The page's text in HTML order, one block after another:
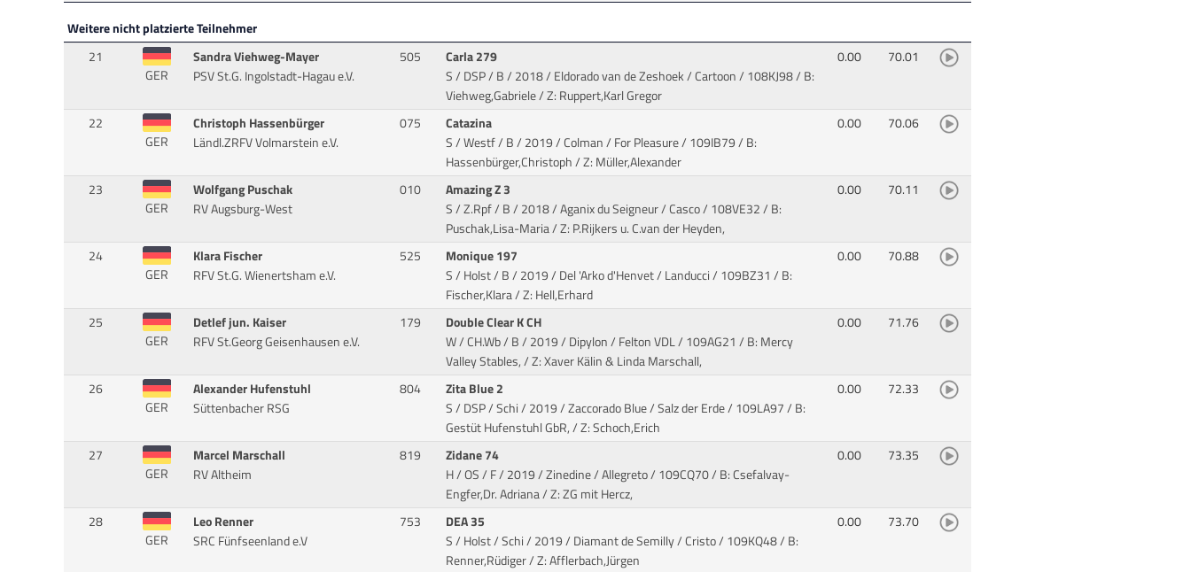
Weitere nicht platzierte Teilnehmer
21
GER
Sandra Viehweg-Mayer
PSV St.G. Ingolstadt-Hagau e.V.
505
Carla 279
S / DSP / B / 2018 / Eldorado van de Zeshoek / Cartoon/ 108KJ98 / B:
Viehweg,Gabriele / Z: Ruppert,Karl Gregor
0.00 70.01
22
GER
Christoph Hassenbürger
Ländl.ZRFV Volmarstein e.V.
075
Catazina
S / Westf / B / 2019 / Colman / For Pleasure/ 109IB79 / B:
Hassenbürger,Christoph / Z: Müller,Alexander
0.00 70.06
23
GER
Wolfgang Puschak
RV Augsburg-West
010
Amazing Z 3
S / Z.Rpf / B / 2018 / Aganix du Seigneur / Casco/ 108VE32 / B:
Puschak,Lisa-Maria / Z: P.Rijkers u. C.van der Heyden,
0.00 70.11
24
GER
Klara Fischer
RFV St.G. Wienertsham e.V.
525
Monique 197
S / Holst / B / 2019 / Del 'Arko d'Henvet / Landucci/ 109BZ31 / B:
Fischer,Klara / Z: Hell,Erhard
0.00 70.88
25
GER
Detlef jun. Kaiser
RFV St.Georg Geisenhausen e.V.
179
Double Clear K CH
W / CH.Wb / B / 2019 / Dipylon / Felton VDL/ 109AG21 / B: Mercy
Valley Stables, / Z: Xaver Kälin & Linda Marschall,
0.00 71.76
26
GER
Alexander Hufenstuhl
Süttenbacher RSG
804
Zita Blue 2
S / DSP / Schi / 2019 / Zaccorado Blue / Salz der Erde/ 109LA97 / B:
Gestüt Hufenstuhl GbR, / Z: Schoch,Erich
0.00 72.33
27
GER
Marcel Marschall
RV Altheim
819
Zidane 74
H / OS / F / 2019 / Zinedine / Allegreto/ 109CQ70 / B: Csefalvay-
Engfer,Dr. Adriana / Z: ZG mit Hercz,
0.00 73.35
28
GER
Leo Renner
SRC Fünfseenland e.V
753
DEA 35
S / Holst / Schi / 2019 / Diamant de Semilly / Cristo/ 109KQ48 / B:
Renner,Rüdiger / Z: Afflerbach,Jürgen
0.00 73.70